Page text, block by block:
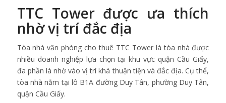
TTC Tower được ưa thích
nhờ vị trí đắc địa
Tòa nhà văn phòng cho thuê TTC Tower là tòa nhà được
nhiều doanh nghiệp lựa chọn tại khu vực quận Cầu Giấy,
đa phần là nhờ vào vị trí khá thuận tiện và đắc địa. Cụ thể,
tòa nhà nằm tại lô B1A đường Duy Tân, phường Duy Tân,
quận Cầu Giấy.